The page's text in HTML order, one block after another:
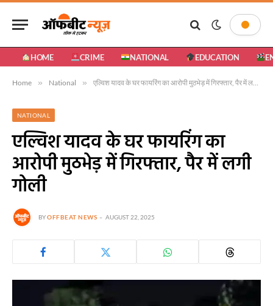
HOME CRIME NATIONAL EDUCATION
Home » National » एल्विश यादव के घर फायरिंग का आरोपी मुठभेड़ में गिरफ्तार, पैर में लगी गाेली
NATIONAL
एल्विश यादव के घर फायरिंग का
आरोपी मुठभेड़ में गिरफ्तार, पैर में लगी
गाेली
BYOFFBEAT NEWS AUGUST 22, 2025